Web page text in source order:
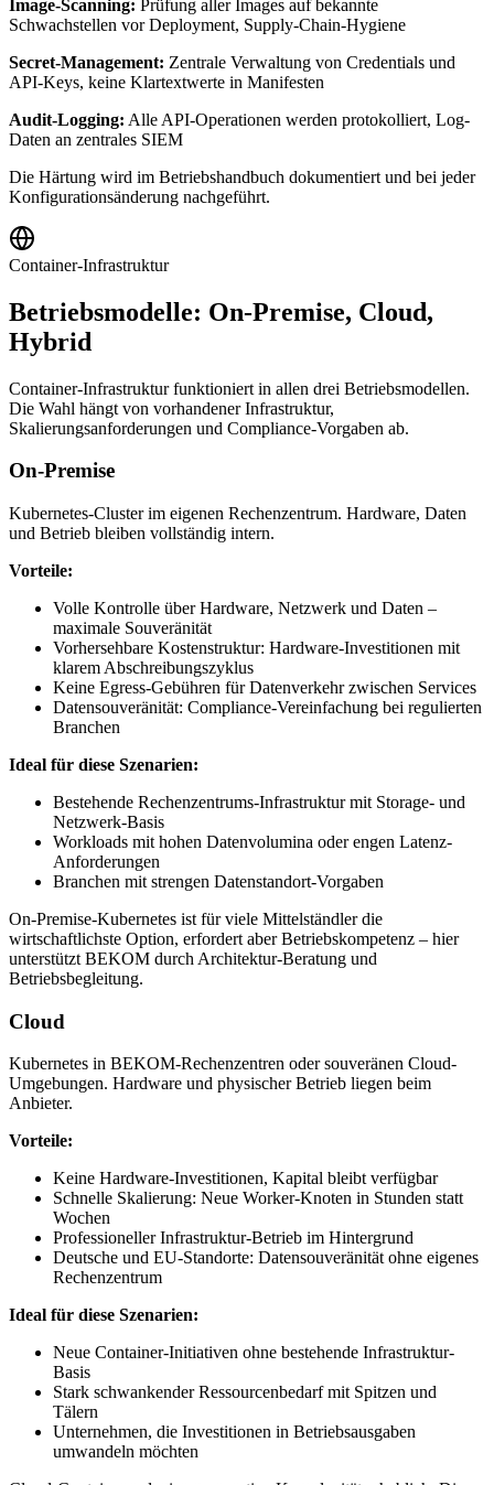
Image-Scanning: Prüfung aller Images auf bekannte
Schwachstellen vor Deployment, Supply-Chain-Hygiene
Secret-Management: Zentrale Verwaltung von Credentials und
API-Keys, keine Klartextwerte in Manifesten
Audit-Logging: Alle API-Operationen werden protokolliert, Log-
Daten an zentrales SIEM
Die Härtung wird im Betriebshandbuch dokumentiert und bei jeder
Konfigurationsänderung nachgeführt.
Container-Infrastruktur
Betriebsmodelle: On-Premise, Cloud,
Hybrid
Container-Infrastruktur funktioniert in allen drei Betriebsmodellen.
Die Wahl hängt von vorhandener Infrastruktur,
Skalierungsanforderungen und Compliance-Vorgaben ab.
On-Premise
Kubernetes-Cluster im eigenen Rechenzentrum. Hardware, Daten
und Betrieb bleiben vollständig intern.
Vorteile:
Volle Kontrolle über Hardware, Netzwerk und Daten –
maximale Souveränität
Vorhersehbare Kostenstruktur: Hardware-Investitionen mit
klarem Abschreibungszyklus
Keine Egress-Gebühren für Datenverkehr zwischen Services
Datensouveränität: Compliance-Vereinfachung bei regulierten
Branchen
Ideal für diese Szenarien:
Bestehende Rechenzentrums-Infrastruktur mit Storage- und
Netzwerk-Basis
Workloads mit hohen Datenvolumina oder engen Latenz-
Anforderungen
Branchen mit strengen Datenstandort-Vorgaben
On-Premise-Kubernetes ist für viele Mittelständler die
wirtschaftlichste Option, erfordert aber Betriebskompetenz – hier
unterstützt BEKOM durch Architektur-Beratung und
Betriebsbegleitung.
Cloud
Kubernetes in BEKOM-Rechenzentren oder souveränen Cloud-
Umgebungen. Hardware und physischer Betrieb liegen beim
Anbieter.
Vorteile:
Keine Hardware-Investitionen, Kapital bleibt verfügbar
Schnelle Skalierung: Neue Worker-Knoten in Stunden statt
Wochen
Professioneller Infrastruktur-Betrieb im Hintergrund
Deutsche und EU-Standorte: Datensouveränität ohne eigenes
Rechenzentrum
Ideal für diese Szenarien:
Neue Container-Initiativen ohne bestehende Infrastruktur-
Basis
Stark schwankender Ressourcenbedarf mit Spitzen und
Tälern
Unternehmen, die Investitionen in Betriebsausgaben
umwandeln möchten